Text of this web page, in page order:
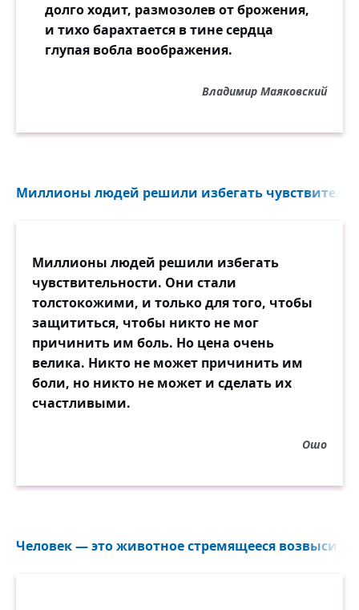
долго ходит, размозолев от брожения,
и тихо барахтается в тине сердца
глупая вобла воображения.
Владимир Маяковский
Миллионы людей решили избегать
Миллионы людей решили избегать
чувствительности. Они стали
толстокожими, и только для того, чтобы
защититься, чтобы никто не мог
причинить им боль. Но цена очень
велика. Никто не может причинить им
боли, но никто не может и сделать их
счастливыми.
Ошо
Человек — это животное стремящееся